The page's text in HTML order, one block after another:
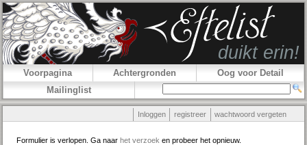
Voorpagina Achtergronden
Oog voor Detail
Mailinglist
Inloggen registreer wachtwoord vergeten
Formulier is verlopen. Ga naar het verzoek en probeer het opnieuw.